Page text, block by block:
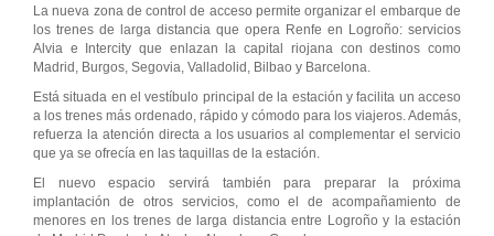
La nueva zona de control de acceso permite organizar el embarque de
los trenes de larga distancia que opera Renfe en Logroño: servicios
Alvia e Intercity que enlazan la capital riojana con destinos como
Madrid, Burgos, Segovia, Valladolid, Bilbao y Barcelona.
Está situada en el vestíbulo principal de la estación y facilita un acceso
a los trenes más ordenado, rápido y cómodo para los viajeros. Además,
refuerza la atención directa a los usuarios al complementar el servicio
que ya se ofrecía en las taquillas de la estación.
El nuevo espacio servirá también para preparar la próxima
implantación de otros servicios, como el de acompañamiento de
menores en los trenes de larga distancia entre Logroño y la estación